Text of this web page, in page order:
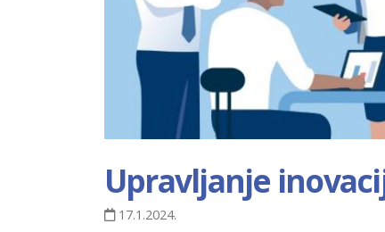
Upravljanje
17.1.2024.